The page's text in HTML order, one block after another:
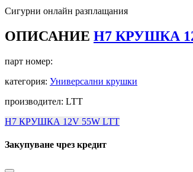
Сигурни онлайн разплащания
ОПИСАНИЕ H7 КРУШКА
парт номер:
категория: Универсални крушки
производител: LTT
H7 КРУШКА 12V 55W LTT
Закупуване чрез кредит